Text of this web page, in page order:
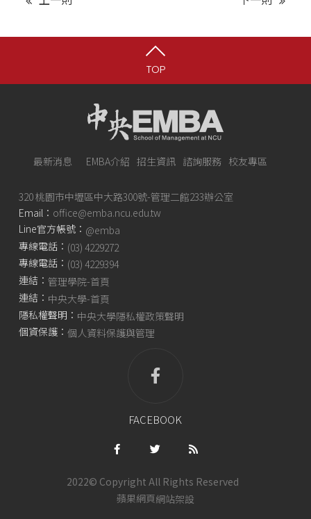
TOP
2022© Copyright All Rights Reserved
蘋果網頁網站架設
最新消息 EMBA介紹 招生資訊 諮詢服務 校友專區
320 桃園市中壢區中大路300號-管理二館233辦公室
Email： office@emba.ncu.edu.tw
Line官方帳號： @emba
專線電話： (03) 4229272
專線電話： (03) 4229394
連結： 管理學院-首頁
連結： 中央大學-首頁
隱私權聲明： 中央大學隱私權政策聲明
個資保護： 個人資料保護與管理
FACEBOOK